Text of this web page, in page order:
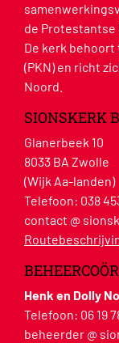
de Protestantse
De kerk
(PKN) en richt
Noord.
SIONSKERK
Glanerbeek 10
8033 BA Zwolle
(Wijk Aa-landen)
Telefoon: 038
contact @
Henk en Dolly
Telefoon: 06 19
beheerder @